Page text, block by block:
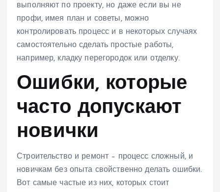
выполняют по проекту, но даже если вы не
профи, имея план и советы, можно
контролировать процесс и в некоторых случаях
самостоятельно сделать простые работы,
например, кладку перегородок или отделку.
Ошибки, которые
часто допускают
новички
Строительство и ремонт – процесс сложный, и
новичкам без опыта свойственно делать ошибки.
Вот самые частые из них, которых стоит